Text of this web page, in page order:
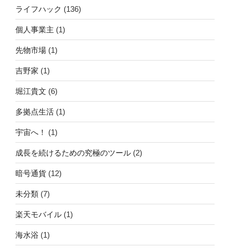
ライフハック (136)
個人事業主 (1)
先物市場 (1)
吉野家 (1)
堀江貴文 (6)
多拠点生活 (1)
宇宙へ！ (1)
成長を続けるための究極のツール (2)
暗号通貨 (12)
未分類 (7)
楽天モバイル (1)
海水浴 (1)